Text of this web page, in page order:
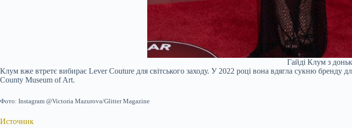
Гайді Клум з
Клум вже втретє вибирає Lever Couture для світського заходу. У 2022 році вона вдягла сукню бренду
County Museum of Art.
Фото: Instagram @Victoria Mazurova/Glitter Magazine
Источник